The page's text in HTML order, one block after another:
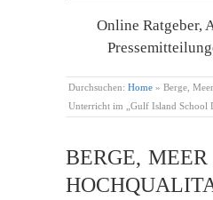
Online Ratgeber,
Durchsuchen: Home » Berge,
Unterricht im „Gulf Island School
BERGE,